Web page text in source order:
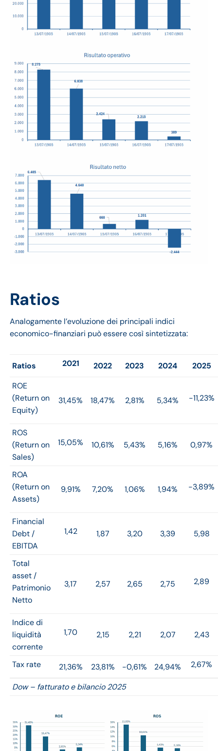
Ratios
Analogamente l’evoluzione dei principali indici
economico-finanziari può essere così sintetizzata:
Ratios 2021 2022 2023 2024
2025
ROE
(Return on
Equity)
31,45% 18,47% 2,81% 5,34% -11,23%
ROS
(Return on
Sales)
15,05% 10,61% 5,43% 5,16% 0,97%
ROA
(Return on
Assets)
9,91% 7,20% 1,06% 1,94% -3,89%
Financial
Debt /
EBITDA
1,42 1,87 3,20 3,39 5,98
Total
asset /
Patrimonio
Netto
3,17 2,57 2,65 2,75 2,89
Indice di
liquidità
corrente
1,70 2,15 2,21 2,07 2,43
Tax rate 21,36% 23,81% -0,61% 24,94% 2,67%
Dow – fatturato e bilancio 2025